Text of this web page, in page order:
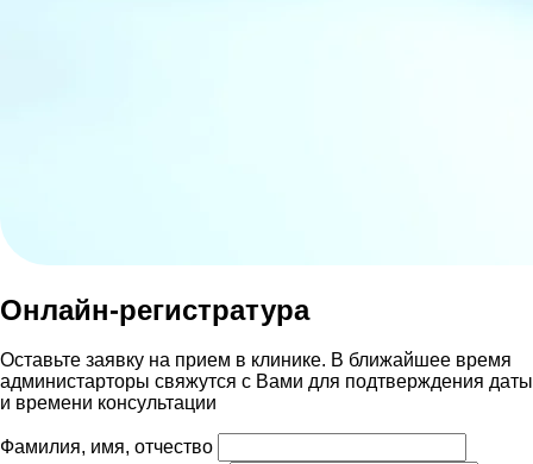
Онлайн-регистратура
Оставьте заявку на прием в клинике. В ближайшее время
администарторы свяжутся с Вами для подтверждения даты
и времени консультации
Фамилия, имя, отчество